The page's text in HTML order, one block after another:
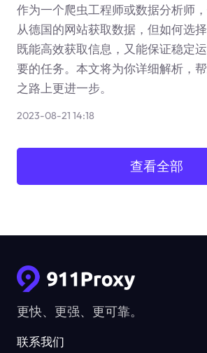
作为一个爬虫工程师或数据分析师
从德国的网站获取数据，但如何选
既能高效获取信息，又能保证稳定
要的任务。本文将为你详细解析，
之路上更进一步。
2023-08-21 14:18
查看全部
更快、更强、更可靠。
联系我们